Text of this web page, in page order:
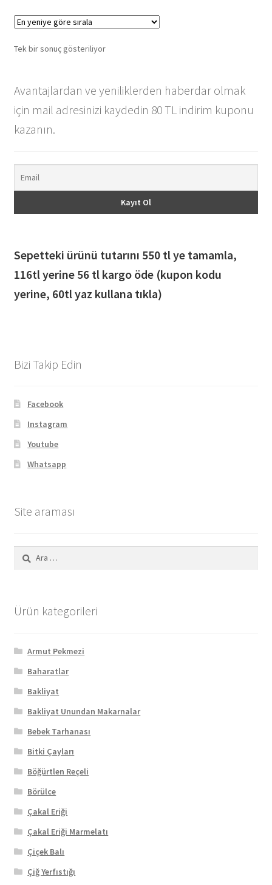
Tek bir sonuç gösteriliyor
Avantajlardan ve yeniliklerden haberdar olmak
için mail adresinizi kaydedin 80 TL indirim kuponu
kazanın.
Sepetteki ürünü tutarını 550 tl ye tamamla,
116tl yerine 56 tl kargo öde (kupon kodu
yerine, 60tl yaz kullana tıkla)
Bizi Takip Edin
Facebook
Instagram
Youtube
Whatsapp
Site araması
Arama:
Ürün kategorileri
Armut Pekmezi
Baharatlar
Bakliyat
Bakliyat Unundan Makarnalar
Bebek Tarhanası
Bitki Çayları
Böğürtlen Reçeli
Börülce
Çakal Eriği
Çakal Eriği Marmelatı
Çiçek Balı
Çiğ Yerfıstığı